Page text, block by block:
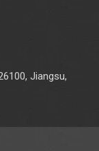
Jiangsu,